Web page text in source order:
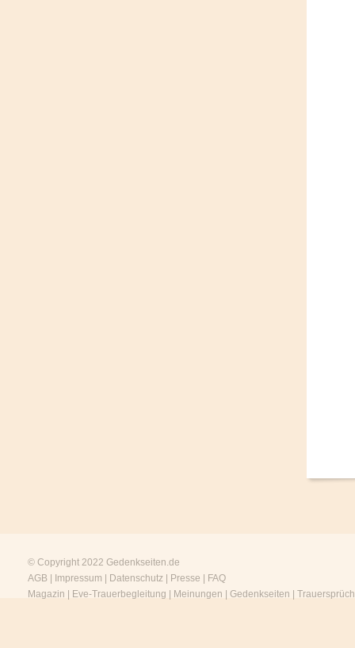
© Copyright 2022 Gedenkseiten.de
AGB
Impressum Datenschutz Presse
FAQ
Magazin
Eve-Trauerbegleitung Meinungen Gedenkseiten